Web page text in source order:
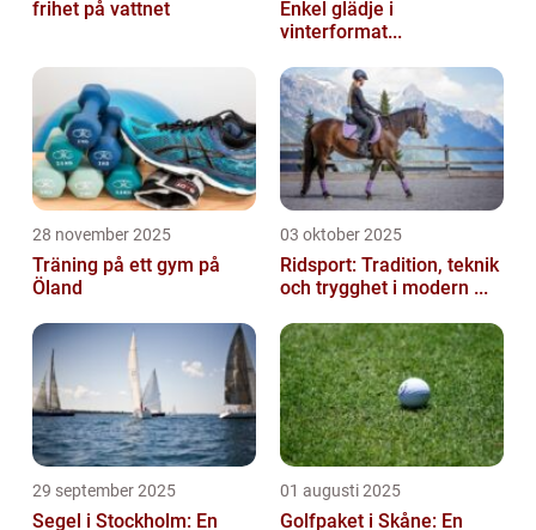
frihet på vattnet
Enkel glädje i
vinterformat...
28 november 2025
Träning på ett gym på
Öland
03 oktober 2025
Ridsport: Tradition, teknik
och trygghet i modern ...
29 september 2025
Segel i Stockholm: En
01 augusti 2025
Golfpaket i Skåne: En